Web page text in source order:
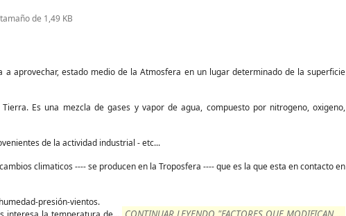
de 1,49 KB
aprovechar, estado medio de la Atmosfera en un lugar determinado de la superficie
Es una mezcla de gases y vapor de agua, compuesto por nitrogeno, oxigeno,
de la actividad industrial - etc...
climaticos ---- se producen en la Troposfera ---- que es la que esta en contacto en
presión-vientos.